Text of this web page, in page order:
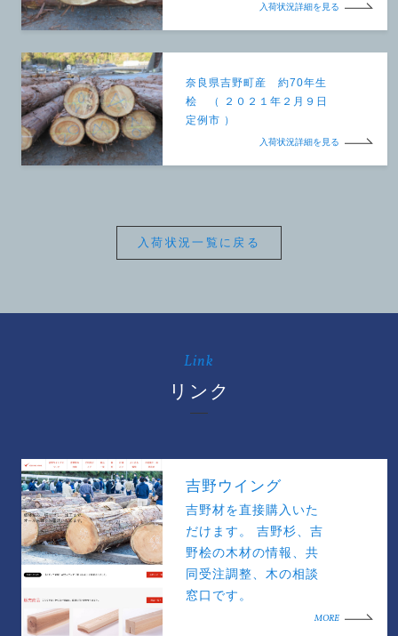
入荷状況詳細を見る
奈良県吉野町産 約70年生
桧 （ ２０２１年２月９日
定例市 ）
入荷状況詳細を見る
入荷状況一覧に戻る
Link
リンク
吉野ウイング
吉野材を直接購入いた
だけます。 吉野杉、吉
野桧の木材の情報、共
同受注調整、木の相談
窓口です。
MORE